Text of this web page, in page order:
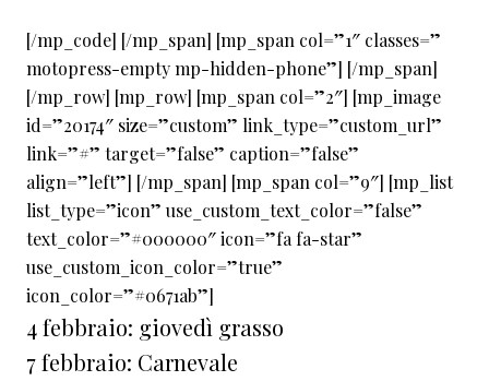
[/mp_code] [/mp_span] [mp_span col=”1″ classes=”
motopress-empty mp-hidden-phone”] [/mp_span]
[/mp_row] [mp_row] [mp_span col=”2″] [mp_image
id=”20174″ size=”custom” link_type=”custom_url”
link=”#” target=”false” caption=”false”
align=”left”] [/mp_span] [mp_span col=”9″] [mp_list
list_type=”icon” use_custom_text_color=”false”
text_color=”#000000″ icon=”fa fa-star”
use_custom_icon_color=”true”
icon_color=”#0671ab”]
4 febbraio: giovedì grasso
7 febbraio: Carnevale